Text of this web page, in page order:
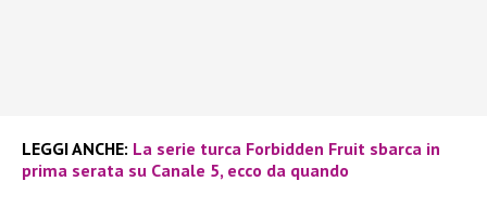
LEGGI ANCHE: La serie turca Forbidden Fruit sbarca in
prima serata su Canale 5, ecco da quando